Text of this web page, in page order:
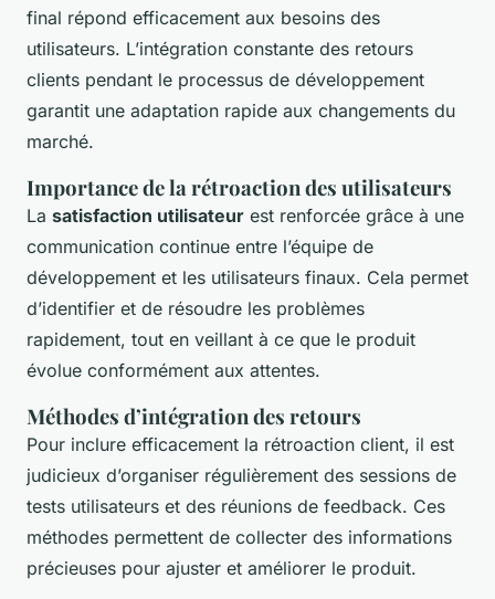
final répond efficacement aux besoins des
utilisateurs. L’intégration constante des retours
clients pendant le processus de développement
garantit une adaptation rapide aux changements du
marché.
Importance de la rétroaction des utilisateurs
La satisfaction utilisateur est renforcée grâce à une
communication continue entre l’équipe de
développement et les utilisateurs finaux. Cela permet
d’identifier et de résoudre les problèmes
rapidement, tout en veillant à ce que le produit
évolue conformément aux attentes.
Méthodes d’intégration des retours
Pour inclure efficacement la rétroaction client, il est
judicieux d’organiser régulièrement des sessions de
tests utilisateurs et des réunions de feedback. Ces
méthodes permettent de collecter des informations
précieuses pour ajuster et améliorer le produit.